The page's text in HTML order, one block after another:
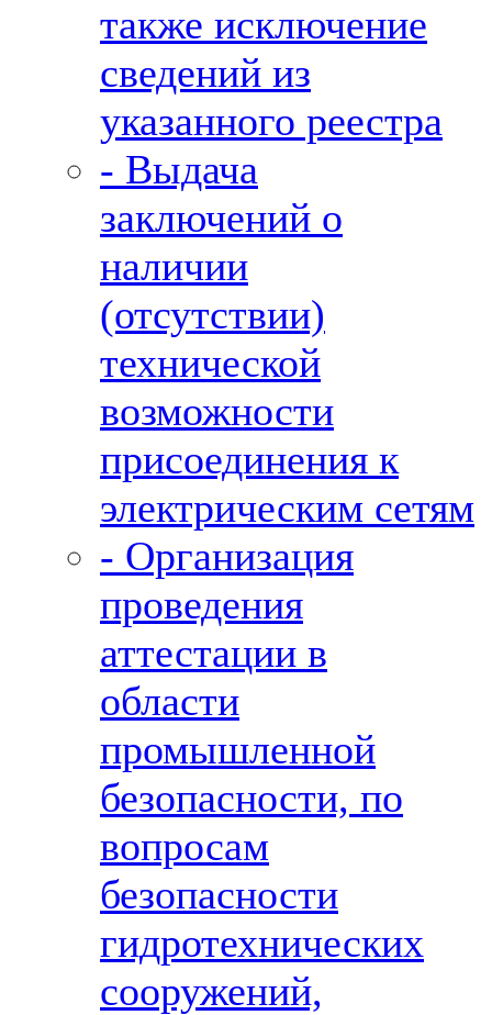
также исключение
сведений из
указанного реестра
- Выдача
заключений о
наличии
(отсутствии)
технической
возможности
присоединения к
электрическим сетям
- Организация
проведения
аттестации в
области
промышленной
безопасности, по
вопросам
безопасности
гидротехнических
сооружений,